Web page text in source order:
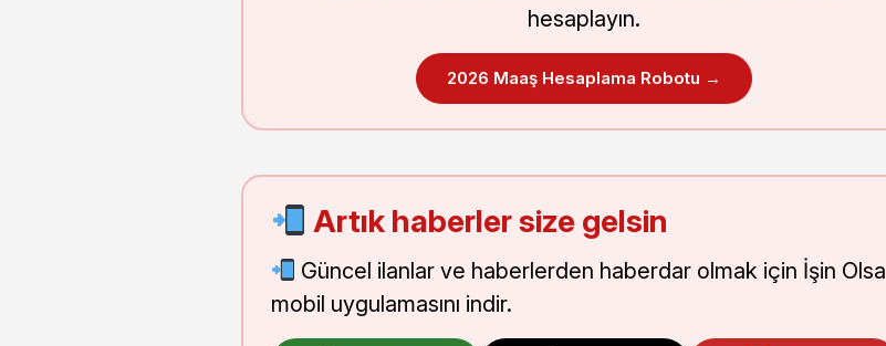
hesaplayın.
2026 Maaş Hesaplama Robotu →
Artık haberler size gelsin
Güncel ilanlar ve haberlerden haberdar olmak için İşin Olsa
mobil uygulamasını indir.